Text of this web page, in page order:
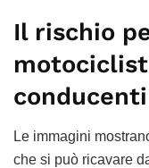
Il rischio
Le immagini
che si può ricavare